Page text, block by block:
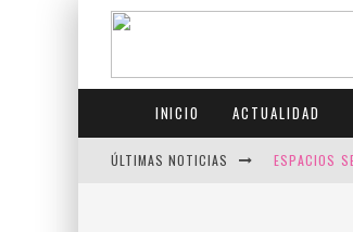
INICIO ACTUALIDAD
ÚLTIMAS NOTICIAS ESPACIOS